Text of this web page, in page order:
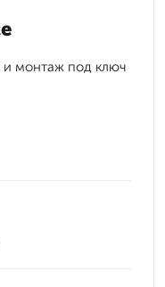
и монтаж под ключ